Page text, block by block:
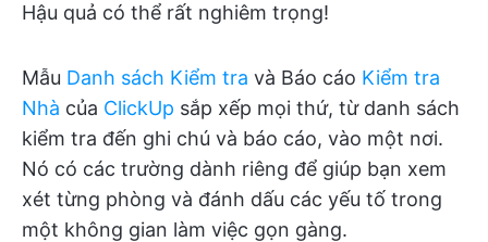
Hậu quả có thể rất nghiêm trọng!
Mẫu Danh sách Kiểm tra và Báo cáo Kiểm tra
Nhà của ClickUp sắp xếp mọi thứ, từ danh sách
kiểm tra đến ghi chú và báo cáo, vào một nơi.
Nó có các trường dành riêng để giúp bạn xem
xét từng phòng và đánh dấu các yếu tố trong
một không gian làm việc gọn gàng.